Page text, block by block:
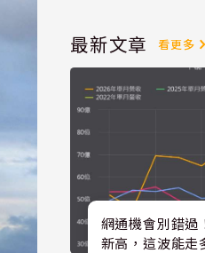
最新文章 看更多
網通機會別錯過
新高，這波能走